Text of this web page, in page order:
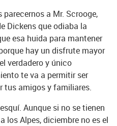
a Mr. Scrooge,
Dickens que odiaba la
esa huida para mantener
hay un disfrute mayor
verdadero y único
te va a permitir ser
tus amigos y familiares.
Aunque si no se tienen
los Alpes, diciembre no es el